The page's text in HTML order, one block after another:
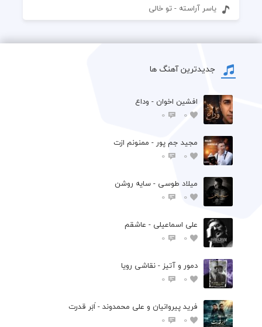
یاسر آراسته - تو خالی
جدیدترین آهنگ ها
افشين اخوان - وداع
0
0
مجید جم پور - ممنونم ازت
0
0
میلاد طوسی - سایه روشن
0
0
علی اسماعیلی - عاشقم
0
0
دمور و آتیز - نقاشی رویا
0
0
فرید پیروانیان و علی محمدوند - اَبَر قدرت
0
0